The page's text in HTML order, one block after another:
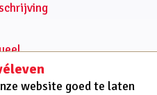
website goed te laten